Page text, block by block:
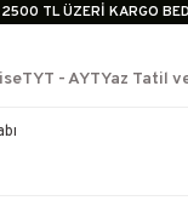
2500 TL ÜZERİ KARGO
İçerik #4
TYT - AYTYaz Tatil